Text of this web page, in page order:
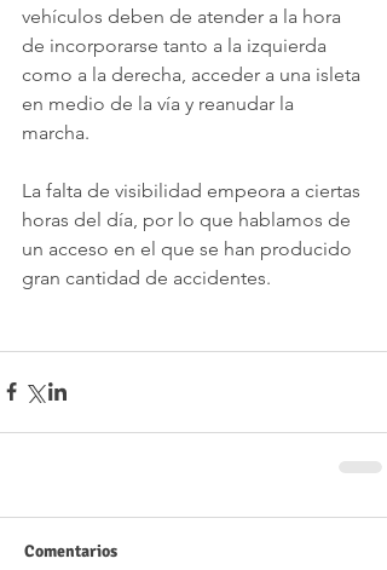
vehículos deben de atender a la hora
de incorporarse tanto a la izquierda
como a la derecha, acceder a una isleta
en medio de la vía y reanudar la
marcha.
La falta de visibilidad empeora a ciertas
horas del día, por lo que hablamos de
un acceso en el que se han producido
gran cantidad de accidentes.
Comentarios